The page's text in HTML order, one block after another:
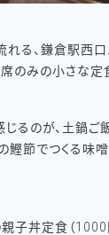
る、鎌倉駅西口
席のみの小さな定
るのが、土鍋ご
鰹節でつくる味
子丼定食（1000